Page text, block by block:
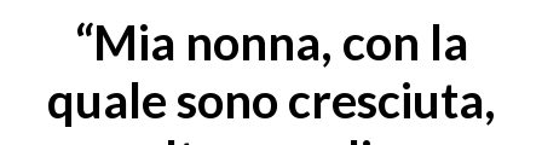
“Mia nonna, con la
quale sono cresciuta,